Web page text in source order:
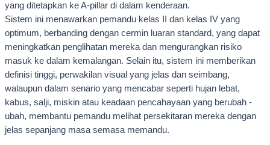
yang ditetapkan ke A-pillar di dalam kenderaan.
Sistem ini menawarkan pemandu kelas II dan kelas IV yang
optimum, berbanding dengan cermin luaran standard, yang dapat
meningkatkan penglihatan mereka dan mengurangkan risiko
masuk ke dalam kemalangan. Selain itu, sistem ini memberikan
definisi tinggi, perwakilan visual yang jelas dan seimbang,
walaupun dalam senario yang mencabar seperti hujan lebat,
kabus, salji, miskin atau keadaan pencahayaan yang berubah -
ubah, membantu pemandu melihat persekitaran mereka dengan
jelas sepanjang masa semasa memandu.